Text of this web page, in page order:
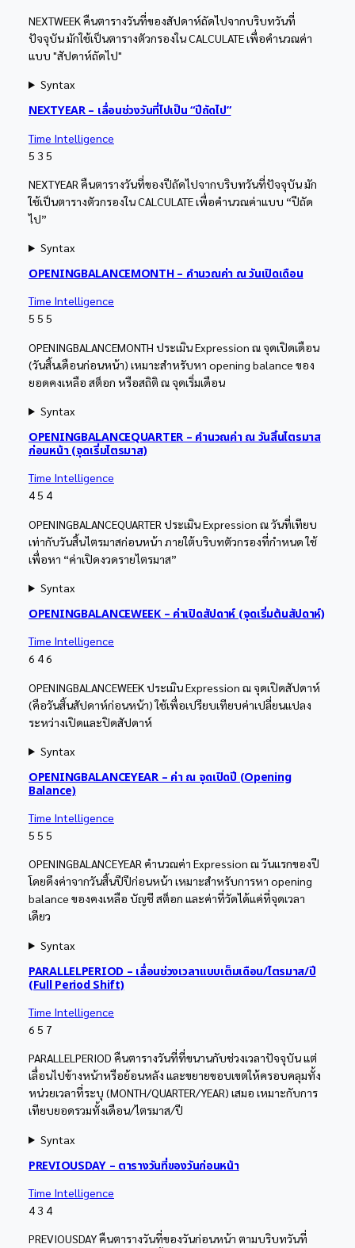
NEXTWEEK คืนตารางวันที่ของสัปดาห์ถัดไปจากบริบทวันที่
ปัจจุบัน มักใช้เป็นตารางตัวกรองใน CALCULATE เพื่อคำนวณค่า
แบบ "สัปดาห์ถัดไป"
Syntax
NEXTYEAR – เลื่อนช่วงวันที่ไปเป็น “ปีถัดไป”
Time Intelligence
5 3 5
NEXTYEAR คืนตารางวันที่ของปีถัดไปจากบริบทวันที่ปัจจุบัน มัก
ใช้เป็นตารางตัวกรองใน CALCULATE เพื่อคำนวณค่าแบบ “ปีถัด
ไป”
Syntax
OPENINGBALANCEMONTH – คำนวณค่า ณ วันเปิดเดือน
Time Intelligence
5 5 5
OPENINGBALANCEMONTH ประเมิน Expression ณ จุดเปิดเดือน
(วันสิ้นเดือนก่อนหน้า) เหมาะสำหรับหา opening balance ของ
ยอดคงเหลือ สต็อก หรือสถิติ ณ จุดเริ่มเดือน
Syntax
OPENINGBALANCEQUARTER – คำนวณค่า ณ วันสิ้นไตรมาส
ก่อนหน้า (จุดเริ่มไตรมาส)
Time Intelligence
45 4
OPENINGBALANCEQUARTER ประเมิน Expression ณ วันที่เทียบ
เท่ากับวันสิ้นไตรมาสก่อนหน้า ภายใต้บริบทตัวกรองที่กำหนด ใช้
เพื่อหา “ค่าเปิดงวดรายไตรมาส”
Syntax
OPENINGBALANCEWEEK – ค่าเปิดสัปดาห์ (จุดเริ่มต้นสัปดาห์)
Time Intelligence
6 46
OPENINGBALANCEWEEK ประเมิน Expression ณ จุดเปิดสัปดาห์
(คือวันสิ้นสัปดาห์ก่อนหน้า) ใช้เพื่อเปรียบเทียบค่าเปลี่ยนแปลง
ระหว่างเปิดและปิดสัปดาห์
Syntax
OPENINGBALANCEYEAR – ค่า ณ จุดเปิดปี (Opening
Balance)
Time Intelligence
5 5 5
OPENINGBALANCEYEAR คำนวณค่า Expression ณ วันแรกของปี
โดยดึงค่าจากวันสิ้นปีปีก่อนหน้า เหมาะสำหรับการหา opening
balance ของคงเหลือ บัญชี สต็อก และค่าที่วัดได้แค่ที่จุดเวลา
เดียว
Syntax
PARALLELPERIOD – เลื่อนช่วงเวลาแบบเต็มเดือน/ไตรมาส/ปี
(Full Period Shift)
Time Intelligence
6 5 7
PARALLELPERIOD คืนตารางวันที่ที่ขนานกับช่วงเวลาปัจจุบัน แต่
เลื่อนไปข้างหน้าหรือย้อนหลัง และขยายขอบเขตให้ครอบคลุมทั้ง
หน่วยเวลาที่ระบุ (MONTH/QUARTER/YEAR) เสมอ เหมาะกับการ
เทียบยอดรวมทั้งเดือน/ไตรมาส/ปี
Syntax
PREVIOUSDAY – ตารางวันที่ของวันก่อนหน้า
Time Intelligence
4 3 4
PREVIOUSDAY คืนตารางวันที่ของวันก่อนหน้า ตามบริบทวันที่